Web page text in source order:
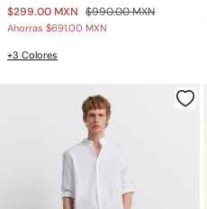
$299.00 MXN $990.00 MXN
Ahorras $691.00 MXN
+3 Colores